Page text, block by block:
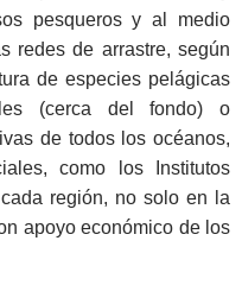
pesqueros y al medio
redes de arrastre, según
de especies pelágicas
(cerca del fondo) o
de todos los océanos,
como los Institutos
región, no solo en la
apoyo económico de los